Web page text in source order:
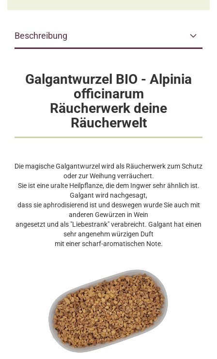
Beschreibung
Galgantwurzel BIO - Alpinia
officinarum
Räucherwerk deine
Räucherwelt
Die magische Galgantwurzel wird als Räucherwerk zum Schutz
oder zur Weihung verräuchert.
Sie ist eine uralte Heilpflanze, die dem Ingwer sehr ähnlich ist.
Galgant wird nachgesagt,
dass sie aphrodisierend ist und deswegen wurde Sie auch mit
anderen Gewürzen in Wein
angesetzt und als "Liebestrank" verabreicht. Galgant hat einen
sehr angenehm würzigen Duft
mit einer scharf-aromatischen Note.